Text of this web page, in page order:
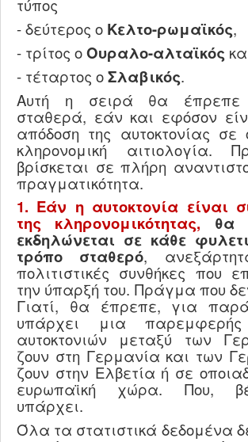
τύπος
- δεύτερος ο Κελτο-ρωμαϊκός,
- τρίτος οΟυραλο-αλταϊκός
- τέταρτος οΣλαβικός.
Αυτή η σειρά θα έπρεπε
σταθερά, εάν και εφόσον
απόδοση της αυτοκτονίας σε
κληρονομική αιτιολογία.
βρίσκεται σε πλήρη
πραγματικότητα.
1. Εάν η αυτοκτονία είναι
της κληρονομικότητας, θα
εκδηλώνεται σε κάθε
τρόπο σταθερό,
πολιτιστικές συνθήκες που
την ύπαρξή του. Πράγμα που
Γιατί, θα έπρεπε, για
υπάρχει μια παρεμφερής
αυτοκτονιών μεταξύ των
ζουν στη Γερμανία και των
ζουν στην Ελβετία ή σε
ευρωπαϊκή χώρα. Που,
υπάρχει.
Όλα τα στατιστικά δεδομένα